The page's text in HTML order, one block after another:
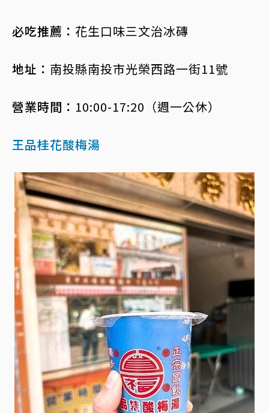
必吃推薦： 花生口味三文治冰磚
地址： 南投縣南投市光榮西路一街11號
營業時間： 10:00-17:20（週一公休）
王品桂花酸梅湯